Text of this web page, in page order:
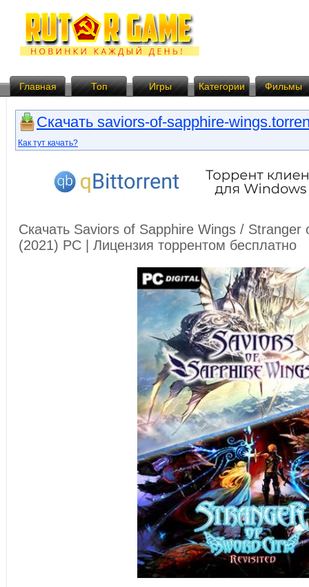
Главная Топ Игры Категории Фильмы
Скачать saviors-of-sapphire-
Как тут качать?
Скачать Saviors of Sapphire Wings / Stranger
(2021) PC | Лицензия торрентом бесплатно